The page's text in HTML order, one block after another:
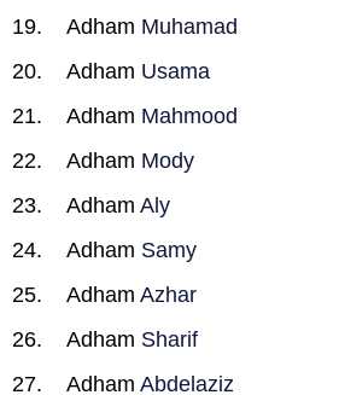
Adham Muhamad
Adham Usama
Adham Mahmood
Adham Mody
Adham Aly
Adham Samy
Adham Azhar
Adham Sharif
Adham Abdelaziz